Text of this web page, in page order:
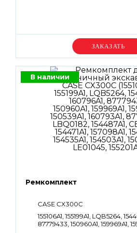
Уточняйте цену
В наличии
Ремкомплект
CASE CX300C
155106A1, 155199A1, LQB5264,
87779433, 150960A1, 159969A1,